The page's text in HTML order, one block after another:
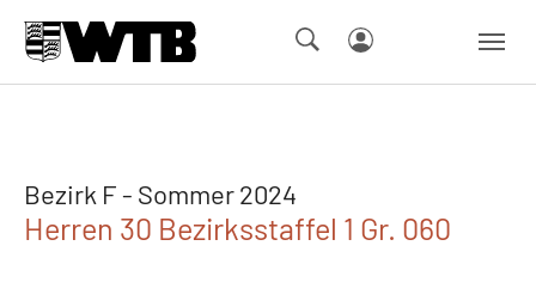
Bezirk F - Sommer 2024
Herren 30 Bezirksstaffel 1 Gr. 060